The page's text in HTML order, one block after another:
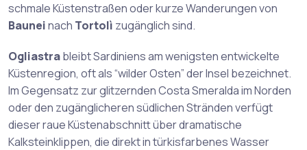
schmale Küstenstraßen oder kurze Wanderungen von
Bauneinach Tortolì zugänglich sind.
Ogliastrableibt Sardiniens am wenigsten entwickelte
Küstenregion, oft als “wilder Osten” der Insel bezeichnet.
Im Gegensatz zur glitzernden Costa Smeralda im Norden
oder den zugänglicheren südlichen Stränden verfügt
dieser raue Küstenabschnitt über dramatische
Kalksteinklippen, die direkt in türkisfarbenes Wasser